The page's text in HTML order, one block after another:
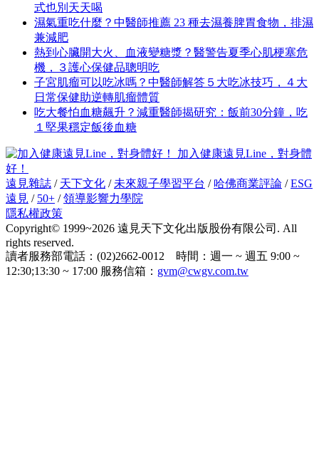
式也別天天喝
濕氣重吃什麼？中醫師推薦 23 種去濕養脾胃食物，排濕
兼減肥
熱到心臟開大火、血液變糖漿？醫警告夏季心肌梗塞危
機，３護心保健品聰明吃
子宮肌瘤可以吃冰嗎？中醫師解答５大吃冰技巧，４大
日常保健助逆轉肌瘤體質
吃大餐怕血糖飆升？減重醫師揭研究：飯前30分鐘，吃
１堅果穩定飯後血糖
加入健康遠見Line，對身體
好！
遠見雜誌 / 天下文化 / 未來親子學習平台 / 哈佛商業評論 /ESG
遠見 / 50+ /領導影響力學院
隱私權政策
Copyright© 1999~2026 遠見天下文化出版股份有限公司. All
rights reserved.
讀者服務部電話：(02)2662-0012 時間：週一 ~ 週五 9:00 ~
12:30;13:30 ~ 17:00 服務信箱： gvm@cwgv.com.tw